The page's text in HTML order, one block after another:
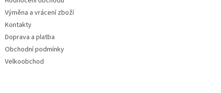
Výměna a vrácení zboží
Kontakty
Doprava a platba
Obchodní podmínky
Velkoobchod